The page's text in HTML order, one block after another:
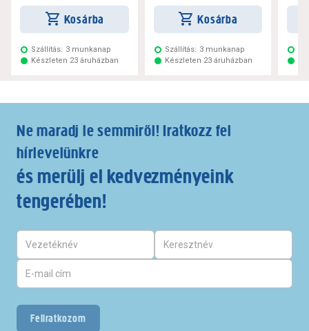
Kosárba
Szállítás: 3 munkanap
Készleten 23 áruházban
Kosárba
Szállítás: 3 munkanap
Készleten 23 áruházban
Ne maradj le semmiről! Iratkozz fel
hírlevelünkre
és merülj el kedvezményeink
tengerében!
Feliratkozom